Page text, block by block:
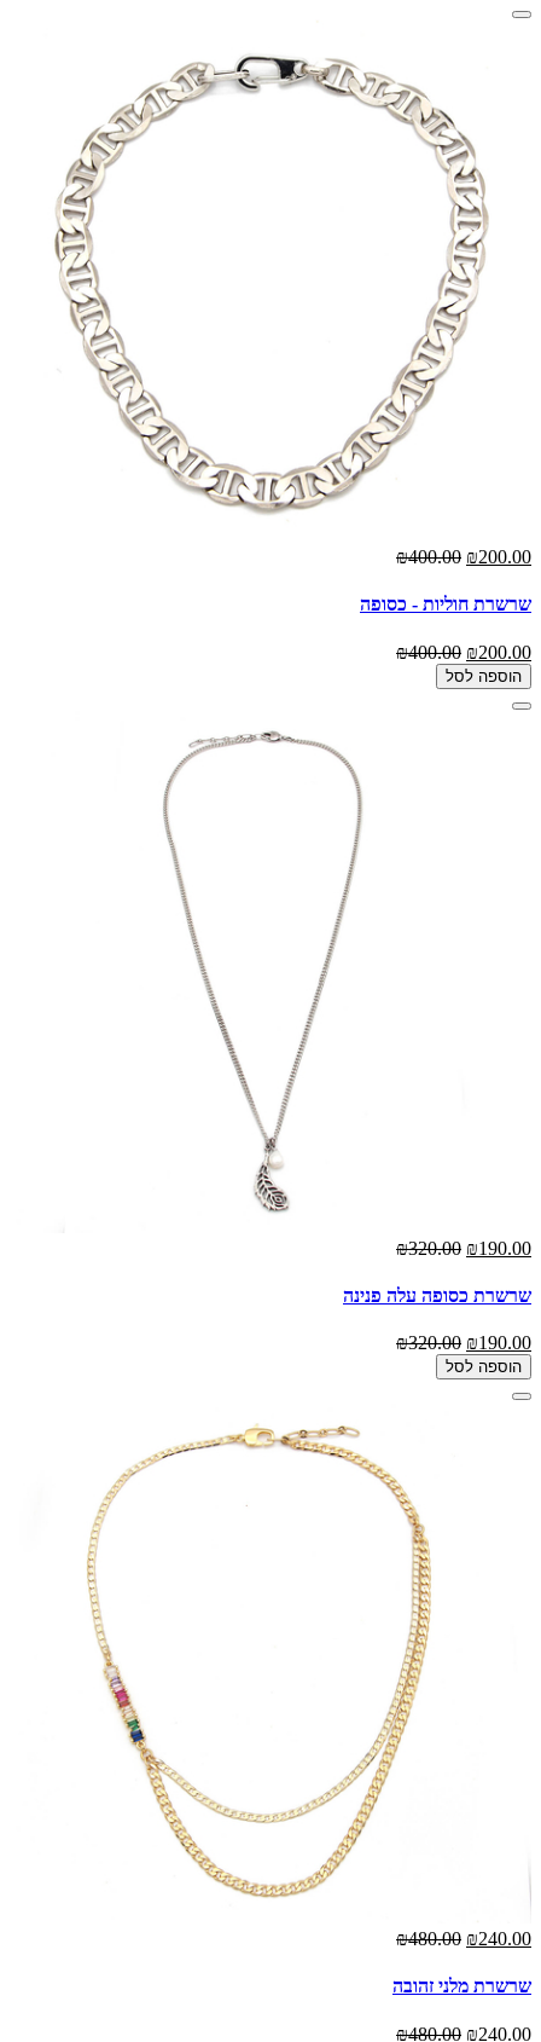
₪200.00
₪400.00
שרשרת חוליות - כסופה
₪200.00
₪400.00
הוספה לסל
₪190.00
₪320.00
שרשרת כסופה עלה פנינה
₪190.00
₪320.00
הוספה לסל
₪240.00
₪480.00
שרשרת מלני זהובה
₪240.00
₪480.00